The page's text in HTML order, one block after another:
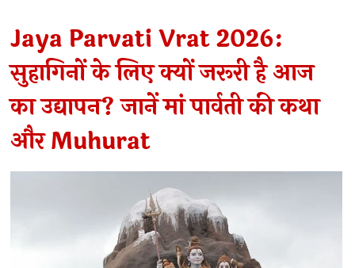
Jaya Parvati Vrat 2026:
सुहागिनों के लिए क्यों जरूरी है आज
का उद्यापन? जानें मां पार्वती की कथा
और Muhurat